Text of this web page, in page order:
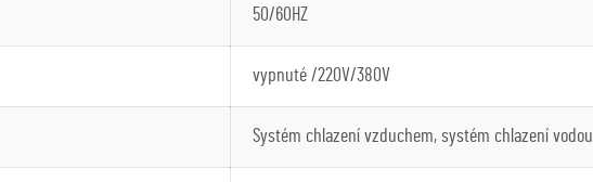
50/60HZ
vypnuté /220V/380V
Systém chlazení vzduchem, systém chlazení vodou